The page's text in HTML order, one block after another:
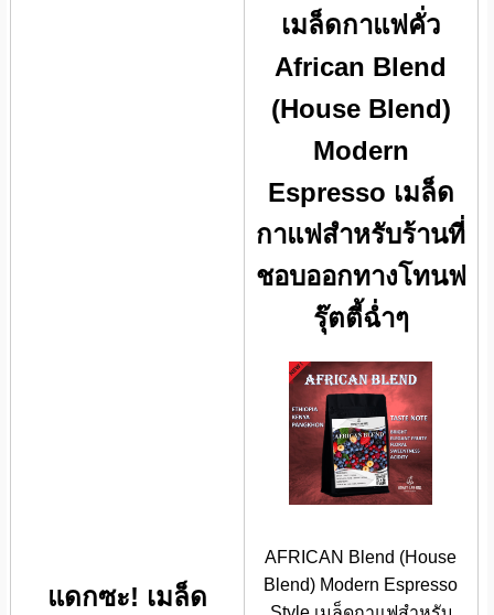
แดกซะ! เมล็ด
เมล็ดกาแฟคั่ว
African Blend
(House Blend)
Modern
Espresso เมล็ด
กาแฟสำหรับร้านที่
ชอบออกทางโทนฟ
รุ๊ตตี้ฉ่ำๆ
AFRICAN Blend (House
Blend) Modern Espresso